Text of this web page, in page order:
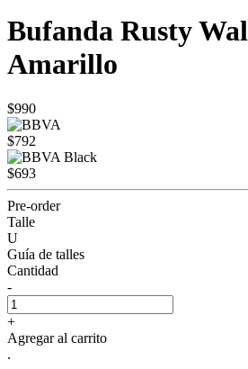
Bufanda Rusty
Amarillo
$990
$792
$693
Pre-order
Talle
U
Guía de talles
Cantidad
-
+
Agregar al carrito
.